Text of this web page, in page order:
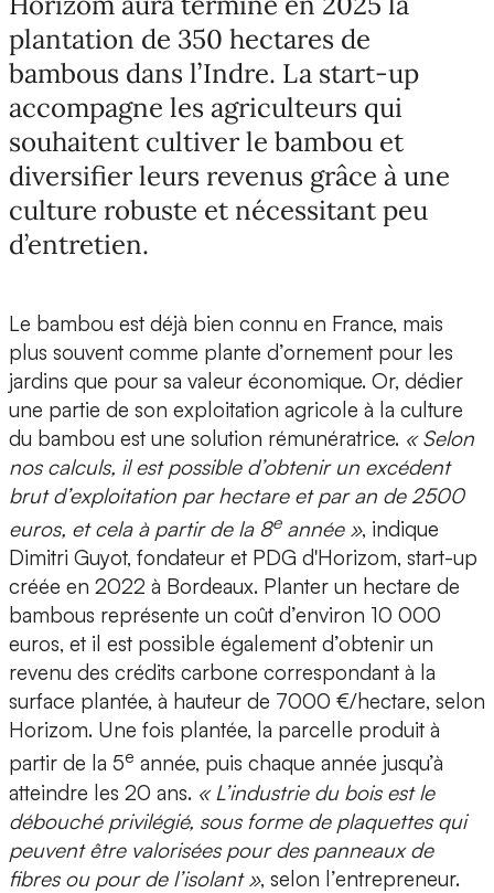
plantation de 350 hectares de
bambous dans l’Indre. La start-up
accompagne les agriculteurs qui
souhaitent cultiver le bambou et
diversifier leurs revenus grâce à une
culture robuste et nécessitant peu
d’entretien.
Le bambou est déjà bien connu en France, mais
plus souvent comme plante d’ornement pour les
jardins que pour sa valeur économique. Or, dédier
une partie de son exploitation agricole à la culture
du bambou est une solution rémunératrice. « Selon
nos calculs, il est possible d’obtenir un excédent
brut d’exploitation par hectare et par an de 2500
euros, et cela à partir de la 8eannée », indique
Dimitri Guyot, fondateur et PDG d'Horizom, start-up
créée en 2022 à Bordeaux. Planter un hectare de
bambous représente un coût d’environ 10 000
euros, et il est possible également d’obtenir un
revenu des crédits carbone correspondant à la
surface plantée, à hauteur de 7000 €/hectare, selon
Horizom. Une fois plantée, la parcelle produit à
partir de la 5e année, puis chaque année jusqu’à
atteindre les 20 ans. « L’industrie du bois est le
débouché privilégié, sous forme de plaquettes qui
peuvent être valorisées pour des panneaux de
fibres ou pour de l’isolant », selon l’entrepreneur.